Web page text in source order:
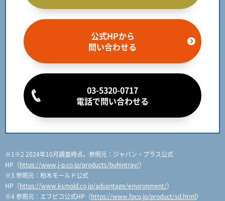
公式HPから
問い合わせる
03-5320-0717
電話で問い合わせる
※1※2 2024年10月調査時点。参照元：ジャパン・プラス公式
HP（https://www.j-p.co.jp/products/buhintray/）
※3 参照元：柏木モールド公式
HP（https://www.ksmold.co.jp/advantage/environment/）
※4 参照元：エフピコ公式HP（https://www.fpco.jp/product/sd.html）